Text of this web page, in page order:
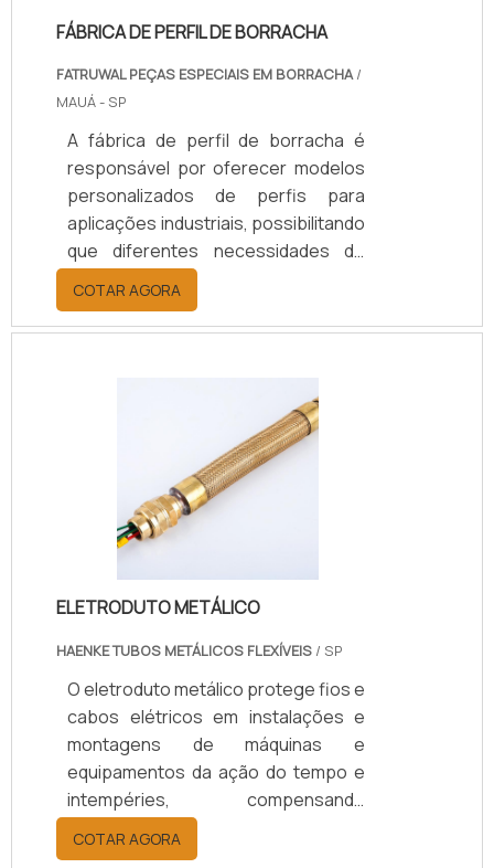
FÁBRICA DE PERFIL DE BORRACHA
FATRUWAL PEÇAS ESPECIAIS EM BORRACHA/
MAUÁ - SP
A fábrica de perfil de borracha é
responsável por oferecer modelos
personalizados de perfis para
aplicações industriais, possibilitando
que diferentes necessidades de
cada segmento possam ser
atendidas no que se refere a
vedações ou acabamentos para
líquidos.Produtos oferecidosPara
que uma fábrica de perfil de
borracha forneça apenas os
modelos que são compatíveis com a
maioria das marcas de maquinário
indústria, ela usa padr.
COTAR AGORA
ELETRODUTO METÁLICO
HAENKE TUBOS METÁLICOS FLEXÍVEIS / SP
O eletroduto metálico protege fios e
cabos elétricos em instalações e
montagens de máquinas e
equipamentos da ação do tempo e
intempéries, compensando
desalinhamento, permitindo
movimentos e amortecendo as
COTAR AGORA